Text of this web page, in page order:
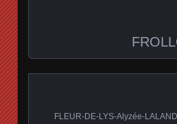
FLEUR-DE-LYS-Alyzée-